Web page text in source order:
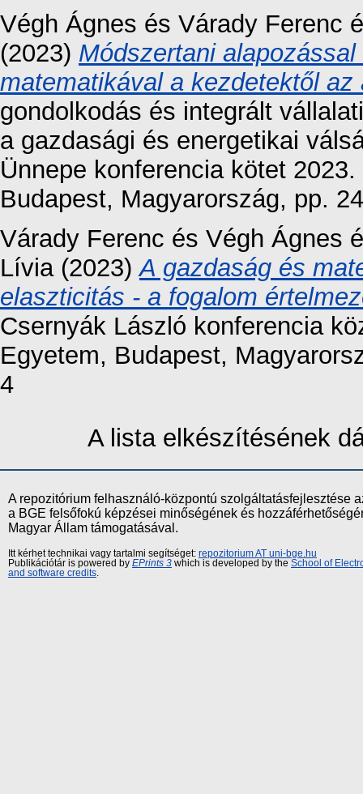
Végh Ágnes és Várady Ferenc
(2023) Módszertani
matematikával a kezdetektől az
gondolkodás és integrált
a gazdasági és energetikai
Ünnepe konferencia kötet
Budapest, Magyarország, pp.
Várady Ferenc és Végh Ágnes
Lívia(2023)A gazdaság és
elaszticitás - a fogalom
Csernyák László konferencia
Egyetem, Budapest,
4
A lista elkészítésének
A repozitórium felhasználó-központú szolgáltatásfejlesztése
a BGE felsőfokú képzései minőségének és
Magyar Állam támogatásával.
Itt kérhet technikai vagy tartalmi segítséget: repozitorium AT uni-bge.hu
Publikációtár is powered by EPrints 3 which is developed by the School of
and software credits